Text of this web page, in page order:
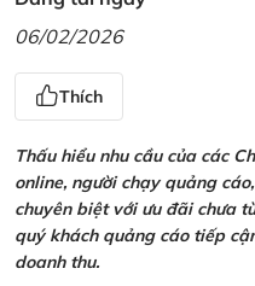
06/02/2026
Thích
Thấu hiểu nhu cầu của các
online, người chạy quảng
chuyên biệt với ưu đãi chưa
quý khách quảng cáo tiếp
doanh thu.